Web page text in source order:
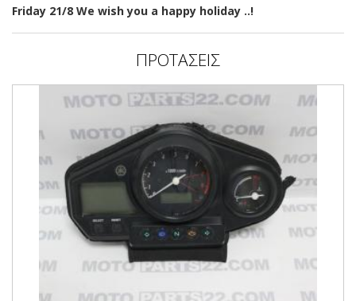
Friday 21/8 We wish you a happy holiday ..!
ΠΡΟΤΑΣΕΙΣ